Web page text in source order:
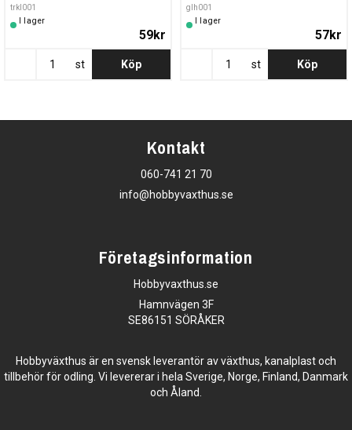
trkl001
I lager
59kr
st Köp
glh001
I lager
57kr
st Köp
Kontakt
060-741 21 70
info@hobbyvaxthus.se
Företagsinformation
Hobbyvaxthus.se
Hamnvägen 3F
SE86151 SÖRÅKER
Hobbyväxthus är en svensk leverantör av växthus, kanalplast och
tillbehör för odling. Vi levererar i hela Sverige, Norge, Finland, Danmark
och Åland.